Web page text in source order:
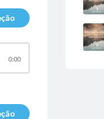
0:00